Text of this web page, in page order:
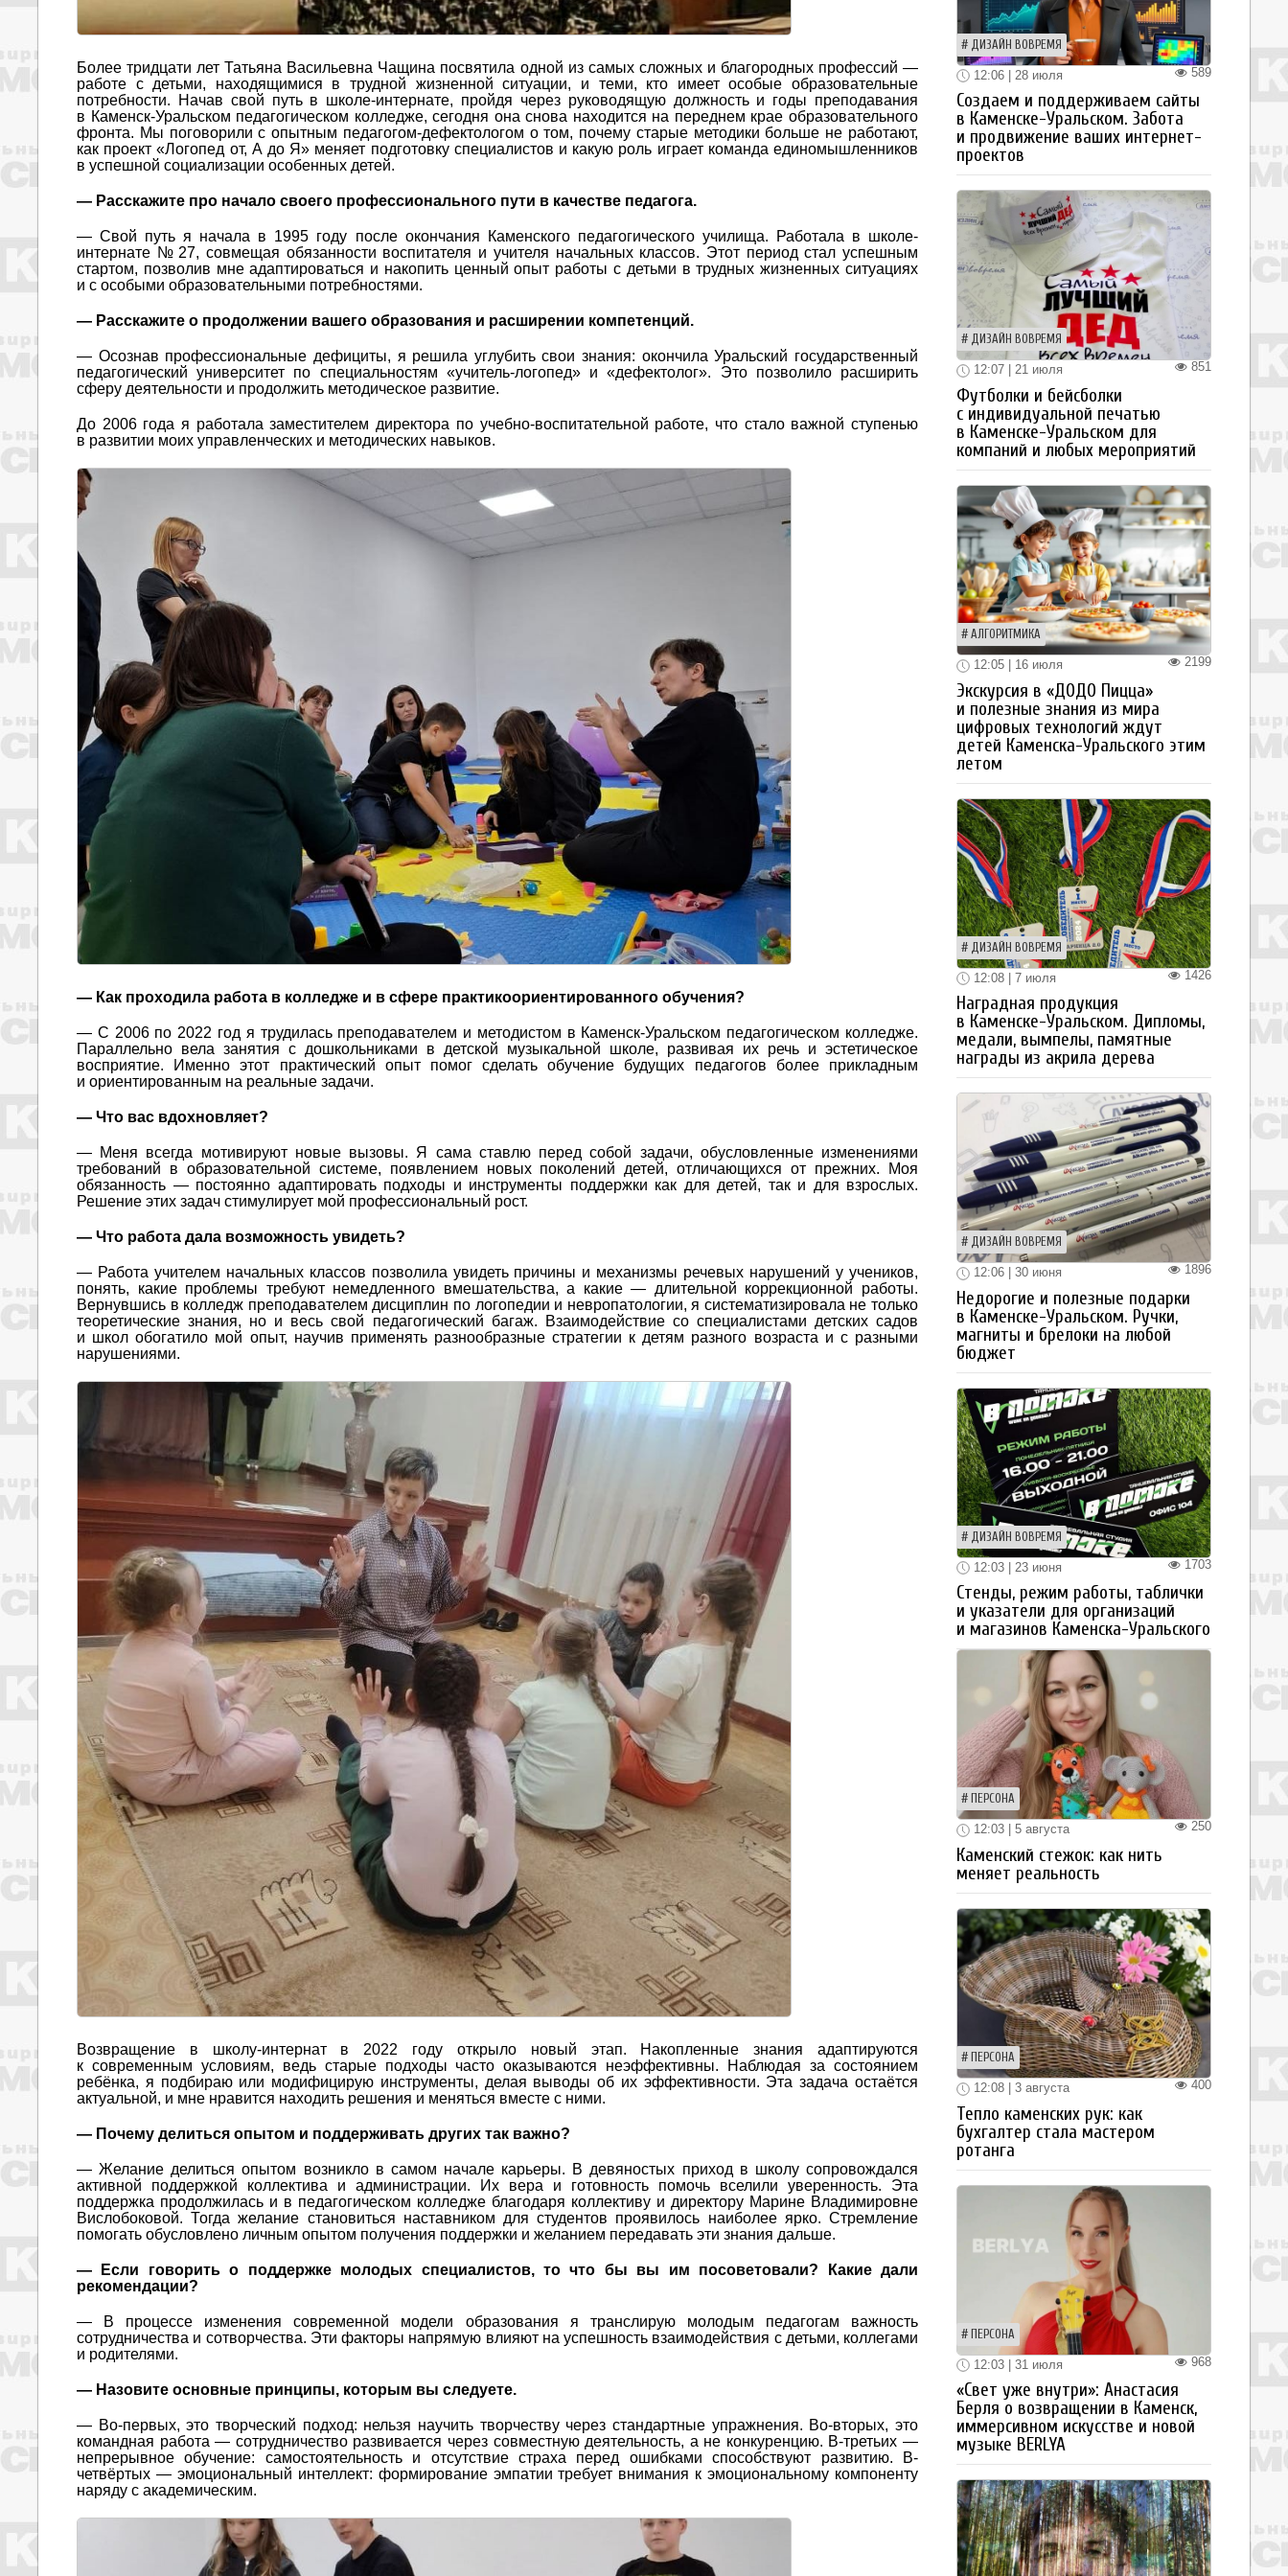
Более тридцати лет Татьяна Васильевна Чащина посвятила одной из самых сложных и благородных профессий —
работе с детьми, находящимися в трудной жизненной ситуации, и теми, кто имеет особые образовательные
потребности. Начав свой путь в школе-интернате, пройдя через руководящую должность и годы преподавания
в Каменск-Уральском педагогическом колледже, сегодня она снова находится на переднем крае образовательного
фронта. Мы поговорили с опытным педагогом-дефектологом о том, почему старые методики больше не работают,
как проект «Логопед от, А до Я» меняет подготовку специалистов и какую роль играет команда единомышленников
в успешной социализации особенных детей.
— Расскажите про начало своего профессионального пути в качестве педагога.
— Свой путь я начала в 1995 году после окончания Каменского педагогического училища. Работала в школе-
интернате № 27, совмещая обязанности воспитателя и учителя начальных классов. Этот период стал успешным
стартом, позволив мне адаптироваться и накопить ценный опыт работы с детьми в трудных жизненных ситуациях
и с особыми образовательными потребностями.
— Расскажите о продолжении вашего образования и расширении компетенций.
— Осознав профессиональные дефициты, я решила углубить свои знания: окончила Уральский государственный
педагогический университет по специальностям «учитель-логопед» и «дефектолог». Это позволило расширить
сферу деятельности и продолжить методическое развитие.
До 2006 года я работала заместителем директора по учебно-воспитательной работе, что стало важной ступенью
в развитии моих управленческих и методических навыков.
— Как проходила работа в колледже и в сфере практикоориентированного обучения?
— С 2006 по 2022 год я трудилась преподавателем и методистом в Каменск-Уральском педагогическом колледже.
Параллельно вела занятия с дошкольниками в детской музыкальной школе, развивая их речь и эстетическое
восприятие. Именно этот практический опыт помог сделать обучение будущих педагогов более прикладным
и ориентированным на реальные задачи.
— Что вас вдохновляет?
— Меня всегда мотивируют новые вызовы. Я сама ставлю перед собой задачи, обусловленные изменениями
требований в образовательной системе, появлением новых поколений детей, отличающихся от прежних. Моя
обязанность — постоянно адаптировать подходы и инструменты поддержки как для детей, так и для взрослых.
Решение этих задач стимулирует мой профессиональный рост.
— Что работа дала возможность увидеть?
— Работа учителем начальных классов позволила увидеть причины и механизмы речевых нарушений у учеников,
понять, какие проблемы требуют немедленного вмешательства, а какие — длительной коррекционной работы.
Вернувшись в колледж преподавателем дисциплин по логопедии и невропатологии, я систематизировала не только
теоретические знания, но и весь свой педагогический багаж. Взаимодействие со специалистами детских садов
и школ обогатило мой опыт, научив применять разнообразные стратегии к детям разного возраста и с разными
нарушениями.
Возвращение в школу-интернат в 2022 году открыло новый этап. Накопленные знания адаптируются
к современным условиям, ведь старые подходы часто оказываются неэффективны. Наблюдая за состоянием
ребёнка, я подбираю или модифицирую инструменты, делая выводы об их эффективности. Эта задача остаётся
актуальной, и мне нравится находить решения и меняться вместе с ними.
— Почему делиться опытом и поддерживать других так важно?
— Желание делиться опытом возникло в самом начале карьеры. В девяностых приход в школу сопровождался
активной поддержкой коллектива и администрации. Их вера и готовность помочь вселили уверенность. Эта
поддержка продолжилась и в педагогическом колледже благодаря коллективу и директору Марине Владимировне
Вислобоковой. Тогда желание становиться наставником для студентов проявилось наиболее ярко. Стремление
помогать обусловлено личным опытом получения поддержки и желанием передавать эти знания дальше.
— Если говорить о поддержке молодых специалистов, то что бы вы им посоветовали? Какие дали
рекомендации?
— В процессе изменения современной модели образования я транслирую молодым педагогам важность
сотрудничества и сотворчества. Эти факторы напрямую влияют на успешность взаимодействия с детьми, коллегами
и родителями.
— Назовите основные принципы, которым вы следуете.
— Во-первых, это творческий подход: нельзя научить творчеству через стандартные упражнения. Во-вторых, это
командная работа — сотрудничество развивается через совместную деятельность, а не конкуренцию. В-третьих —
непрерывное обучение: самостоятельность и отсутствие страха перед ошибками способствуют развитию. В-
четвёртых — эмоциональный интеллект: формирование эмпатии требует внимания к эмоциональному компоненту
наряду с академическим.
ДИЗАЙН ВОВРЕМЯ
589
12:06 | 28 июля
Создаем и поддерживаем сайты
в Каменске-Уральском. Забота
и продвижение ваших интернет-
проектов
ДИЗАЙН ВОВРЕМЯ
851
12:07 | 21 июля
Футболки и бейсболки
с индивидуальной печатью
в Каменске-Уральском для
компаний и любых мероприятий
АЛГОРИТМИКА
2199
12:05 | 16 июля
Экскурсия в «ДОДО Пицца»
и полезные знания из мира
цифровых технологий ждут
детей Каменска-Уральского этим
летом
ДИЗАЙН ВОВРЕМЯ
1426
12:08 | 7 июля
Наградная продукция
в Каменске-Уральском. Дипломы,
медали, вымпелы, памятные
награды из акрила дерева
ДИЗАЙН ВОВРЕМЯ
1896
12:06 | 30 июня
Недорогие и полезные подарки
в Каменске-Уральском. Ручки,
магниты и брелоки на любой
бюджет
ДИЗАЙН ВОВРЕМЯ
1703
12:03 | 23 июня
Стенды, режим работы, таблички
и указатели для организаций
и магазинов Каменска-Уральского
ПЕРСОНА
250
12:03 | 5 августа
Каменский стежок: как нить
меняет реальность
ПЕРСОНА
400
12:08 | 3 августа
Тепло каменских рук: как
бухгалтер стала мастером
ротанга
ПЕРСОНА
968
12:03 | 31 июля
«Свет уже внутри»: Анастасия
Берля о возвращении в Каменск,
иммерсивном искусстве и новой
музыке BERLYA